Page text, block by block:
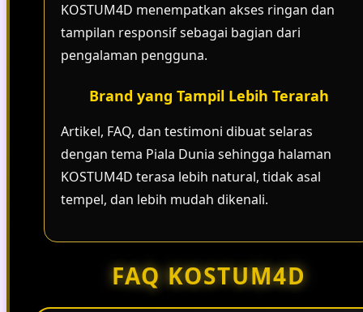
KOSTUM4D menempatkan akses ringan dan
tampilan responsif sebagai bagian dari
pengalaman pengguna.
Brand yang Tampil Lebih Terarah
Artikel, FAQ, dan testimoni dibuat selaras
dengan tema Piala Dunia sehingga halaman
KOSTUM4D terasa lebih natural, tidak asal
tempel, dan lebih mudah dikenali.
FAQ KOSTUM4D